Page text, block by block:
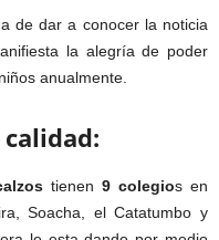
de dar a conocer la noticia
la alegría de poder
anualmente.
tienen 9 colegios en
Soacha, el Catatumbo y